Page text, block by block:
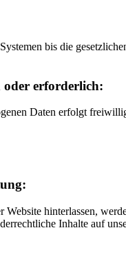
bis die
oder erforderlich:
Daten erfolgt
hinterlassen,
Inhalte auf